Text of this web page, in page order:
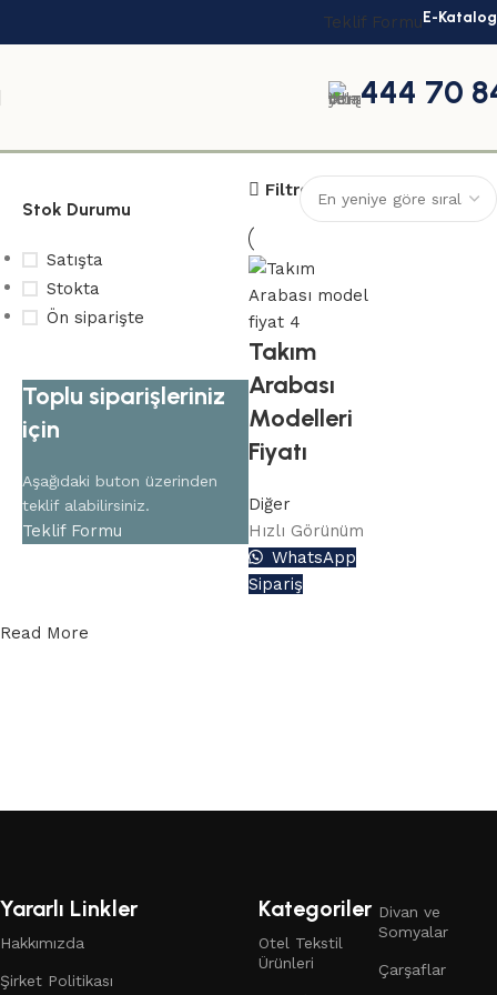
Teklif FormuE-Katalog
444 70
Stok Durumu
Satışta
Stokta
Ön siparişte
Toplu siparişleriniz
için
Aşağıdaki buton üzerinden
teklif alabilirsiniz.
Teklif Formu
Filtreler
Takım
Arabası
Modelleri
Fiyatı
Diğer
Hızlı Görünüm
WhatsApp
Sipariş
Read More
Yararlı Linkler
Hakkımızda
Şirket Politikası
Kategoriler
Otel Tekstil
Ürünleri
Divan ve
Somyalar
Çarşaflar